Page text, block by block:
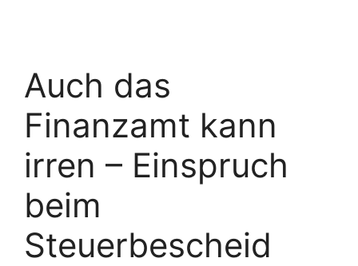
Auch das
Finanzamt kann
irren – Einspruch
beim
Steuerbescheid